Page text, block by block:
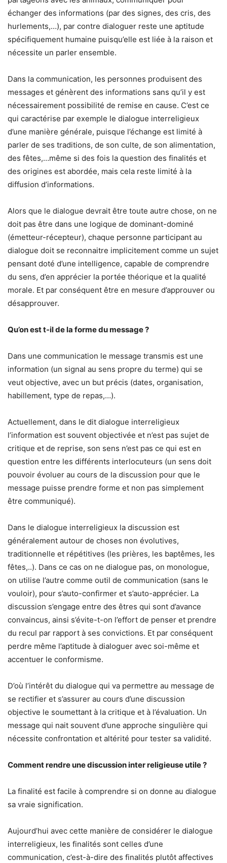
échanger des informations (par des signes, des cris, des
hurlements,…), par contre dialoguer reste une aptitude
spécifiquement humaine puisqu’elle est liée à la raison et
nécessite un parler ensemble.
Dans la communication, les personnes produisent des
messages et génèrent des informations sans qu’il y est
nécessairement possibilité de remise en cause. C’est ce
qui caractérise par exemple le dialogue interreligieux
d’une manière générale, puisque l’échange est limité à
parler de ses traditions, de son culte, de son alimentation,
des fêtes,…même si des fois la question des finalités et
des origines est abordée, mais cela reste limité à la
diffusion d’informations.
Alors que le dialogue devrait être toute autre chose, on ne
doit pas être dans une logique de dominant-dominé
(émetteur-récepteur), chaque personne participant au
dialogue doit se reconnaitre implicitement comme un sujet
pensant doté d’une intelligence, capable de comprendre
du sens, d’en apprécier la portée théorique et la qualité
morale. Et par conséquent être en mesure d’approuver ou
désapprouver.
Qu’on est t-il de la forme du message ?
Dans une communication le message transmis est une
information (un signal au sens propre du terme) qui se
veut objective, avec un but précis (dates, organisation,
habillement, type de repas,…).
Actuellement, dans le dit dialogue interreligieux
l’information est souvent objectivée et n’est pas sujet de
critique et de reprise, son sens n’est pas ce qui est en
question entre les différents interlocuteurs (un sens doit
pouvoir évoluer au cours de la discussion pour que le
message puisse prendre forme et non pas simplement
être communiqué).
Dans le dialogue interreligieux la discussion est
généralement autour de choses non évolutives,
traditionnelle et répétitives (les prières, les baptêmes, les
fêtes,..). Dans ce cas on ne dialogue pas, on monologue,
on utilise l’autre comme outil de communication (sans le
vouloir), pour s’auto-confirmer et s’auto-apprécier. La
discussion s’engage entre des êtres qui sont d’avance
convaincus, ainsi s’évite-t-on l’effort de penser et prendre
du recul par rapport à ses convictions. Et par conséquent
perdre même l’aptitude à dialoguer avec soi-même et
accentuer le conformisme.
D’où l’intérêt du dialogue qui va permettre au message de
se rectifier et s’assurer au cours d’une discussion
objective le soumettant à la critique et à l’évaluation. Un
message qui nait souvent d’une approche singulière qui
nécessite confrontation et altérité pour tester sa validité.
Comment rendre une discussion inter religieuse utile ?
La finalité est facile à comprendre si on donne au dialogue
sa vraie signification.
Aujourd’hui avec cette manière de considérer le dialogue
interreligieux, les finalités sont celles d’une
communication, c’est-à-dire des finalités plutôt affectives